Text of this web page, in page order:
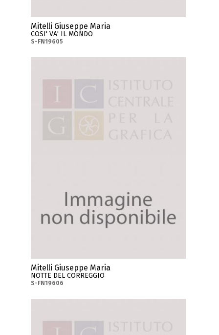
Mitelli Giuseppe Maria
COSI' VA' IL MONDO
S-FN19605
Mitelli Giuseppe Maria
NOTTE DEL CORREGGIO
S-FN19606